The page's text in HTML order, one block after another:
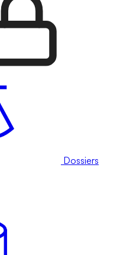
Dossiers